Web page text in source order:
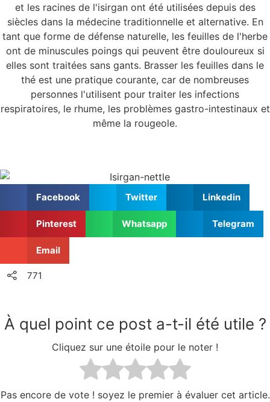
et les racines de l'isirgan ont été utilisées depuis des
siècles dans la médecine traditionnelle et alternative. En
tant que forme de défense naturelle, les feuilles de l'herbe
ont de minuscules poings qui peuvent être douloureux si
elles sont traitées sans gants. Brasser les feuilles dans le
thé est une pratique courante, car de nombreuses
personnes l'utilisent pour traiter les infections
respiratoires, le rhume, les problèmes gastro-intestinaux et
même la rougeole.
Facebook Twitter Linkedin
Pinterest Whatsapp Telegram
Email
771
À quel point ce post a-t-il été utile ?
Cliquez sur une étoile pour le noter !
Pas encore de vote ! soyez le premier à évaluer cet article.